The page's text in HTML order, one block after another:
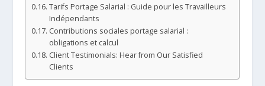
Tarifs Portage Salarial : Guide pour les Travailleurs
Indépendants
Contributions sociales portage salarial :
obligations et calcul
Client Testimonials: Hear from Our Satisfied
Clients